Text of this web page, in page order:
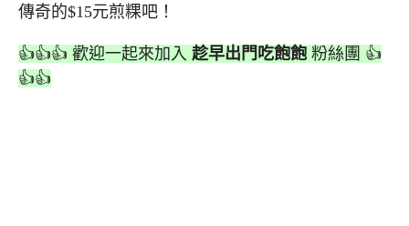
傳奇的$15元煎粿吧！
👍👍👍 歡迎一起來加入 趁早出門吃飽飽 粉絲團 👍
👍👍